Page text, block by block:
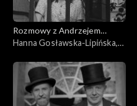
Rozmowy z Andrzejem
Doboszem
Hanna Gosławska-Lipińska,